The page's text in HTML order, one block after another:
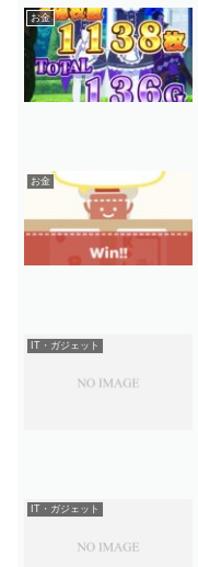
お金
お金
IT・ガジェット
IT・ガジェット